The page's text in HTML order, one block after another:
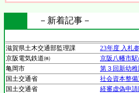
－新着記事－
滋賀県土木交通部監理課
23年度 入札
京阪電気鉄道㈱
京阪八幡市
亀岡市
第３回新幼
国土交通省
社会資本整
国土交通省
経審虚偽申